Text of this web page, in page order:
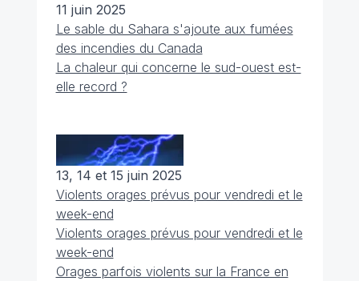
11 juin 2025
Le sable du Sahara s'ajoute aux fumées
des incendies du Canada
La chaleur qui concerne le sud-ouest est-
elle record ?
13, 14 et 15 juin 2025
Violents orages prévus pour vendredi et le
week-end
Violents orages prévus pour vendredi et le
week-end
Orages parfois violents sur la France en